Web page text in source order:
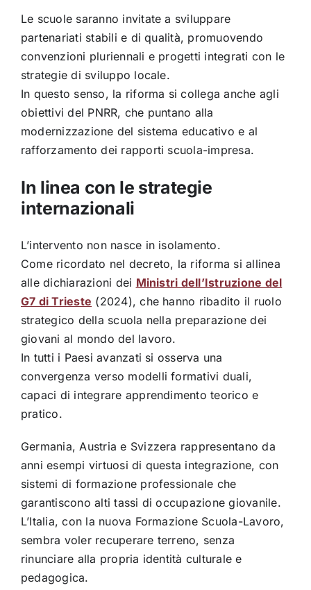
Le scuole saranno invitate a sviluppare
partenariati stabili e di qualità, promuovendo
convenzioni pluriennali e progetti integrati con le
strategie di sviluppo locale.
In questo senso, la riforma si collega anche agli
obiettivi del PNRR, che puntano alla
modernizzazione del sistema educativo e al
rafforzamento dei rapporti scuola-impresa.
In linea con le strategie
internazionali
L’intervento non nasce in isolamento.
Come ricordato nel decreto, la riforma si allinea
alle dichiarazioni dei Ministri dell’Istruzione del
G7 di Trieste (2024), che hanno ribadito il ruolo
strategico della scuola nella preparazione dei
giovani al mondo del lavoro.
In tutti i Paesi avanzati si osserva una
convergenza verso modelli formativi duali,
capaci di integrare apprendimento teorico e
pratico.
Germania, Austria e Svizzera rappresentano da
anni esempi virtuosi di questa integrazione, con
sistemi di formazione professionale che
garantiscono alti tassi di occupazione giovanile.
L’Italia, con la nuova Formazione Scuola-Lavoro,
sembra voler recuperare terreno, senza
rinunciare alla propria identità culturale e
pedagogica.